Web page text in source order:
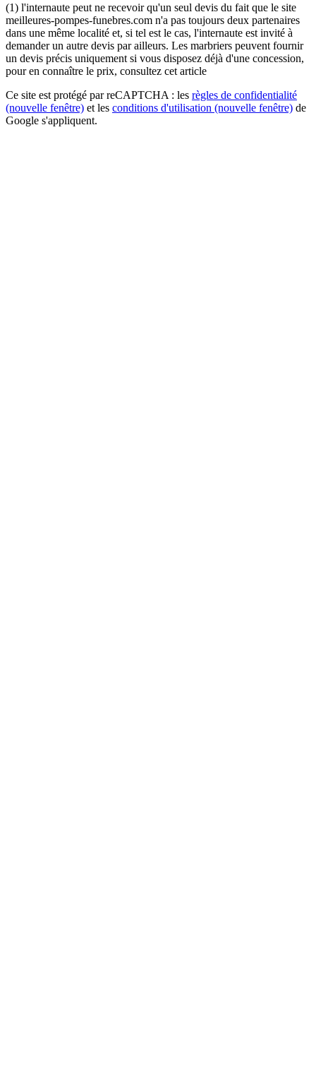
(1) l'internaute peut ne recevoir qu'un seul devis du fait que le site
meilleures-pompes-funebres.com n'a pas toujours deux partenaires
dans une même localité et, si tel est le cas, l'internaute est invité à
demander un autre devis par ailleurs. Les marbriers peuvent fournir
un devis précis uniquement si vous disposez déjà d'une concession,
pour en connaître le prix, consultez cet article
Ce site est protégé par reCAPTCHA : les règles de confidentialité
(nouvelle fenêtre) et les conditions d'utilisation (nouvelle fenêtre) de
Google s'appliquent.